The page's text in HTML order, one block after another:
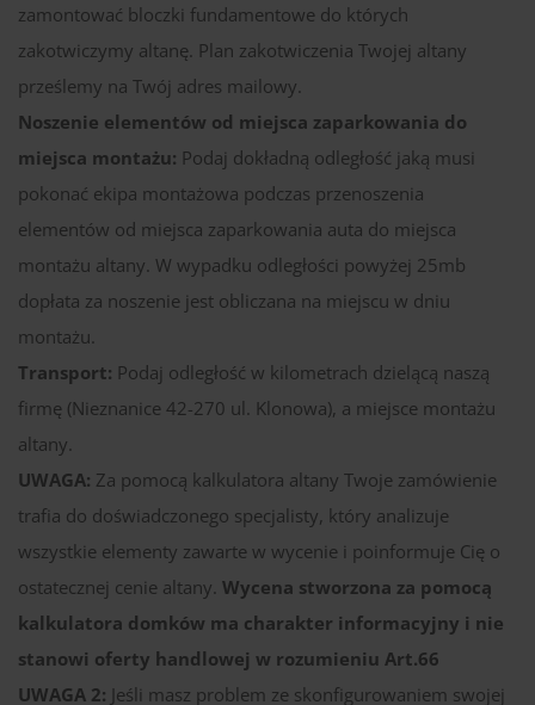
zamontować bloczki fundamentowe do których
zakotwiczymy altanę. Plan zakotwiczenia Twojej altany
prześlemy na Twój adres mailowy.
Noszenie elementów od miejsca zaparkowania do
miejsca montażu: Podaj dokładną odległość jaką musi
pokonać ekipa montażowa podczas przenoszenia
elementów od miejsca zaparkowania auta do miejsca
montażu altany. W wypadku odległości powyżej 25mb
dopłata za noszenie jest obliczana na miejscu w dniu
montażu.
Transport: Podaj odległość w kilometrach dzielącą naszą
firmę (Nieznanice 42-270 ul. Klonowa), a miejsce montażu
altany.
UWAGA: Za pomocą kalkulatora altany Twoje zamówienie
trafia do doświadczonego specjalisty, który analizuje
wszystkie elementy zawarte w wycenie i poinformuje Cię o
ostatecznej cenie altany. Wycena stworzona za pomocą
kalkulatora domków ma charakter informacyjny i nie
stanowi oferty handlowej w rozumieniu Art.66
UWAGA 2: Jeśli masz problem ze skonfigurowaniem swojej